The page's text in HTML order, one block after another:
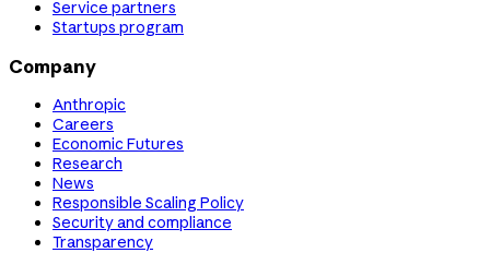
Service partners
Startups program
Company
Anthropic
Careers
Economic Futures
Research
News
Responsible Scaling Policy
Security and compliance
Transparency